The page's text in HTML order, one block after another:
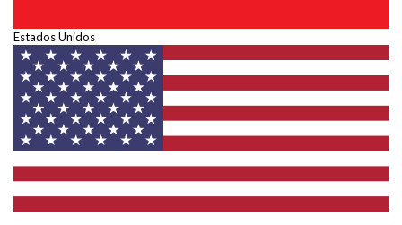
Estados Unidos